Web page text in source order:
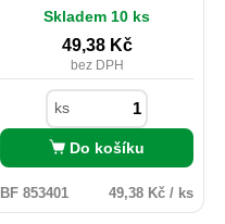
vybavena otvorem pro
upevnění visacího zámku.
Zabraňuje samovolnému
otevření či pohybu dvířek a
vík a chrání před
neoprávněným přístupem.
Skladem 10 ks
49,38 Kč
bez DPH
ks
Do košíku
BF 853401 49,38 Kč / ks